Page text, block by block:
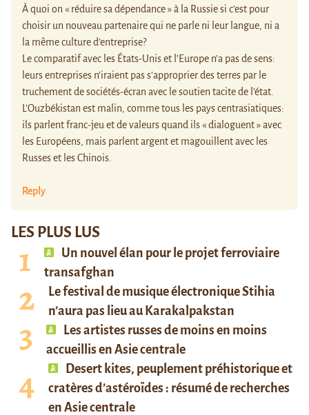
LES PLUS LUS
Un nouvel élan pour le projet ferroviaire
transafghan
Le festival de musique électronique Stihia
n’aura pas lieu au Karakalpakstan
Les artistes russes de moins en moins
accueillis en Asie centrale
Desert kites, peuplement préhistorique et
cratères d’astéroïdes : résumé de recherches
en Asie centrale
À quoi on « réduire sa dépendance » à la Russie si c’est pour
choisir un nouveau partenaire qui ne parle ni leur langue, ni a
la même culture d’entreprise?
Le comparatif avec les États-Unis et l’Europe n’a pas de sens:
leurs entreprises n’iraient pas s’approprier des terres par le
truchement de sociétés-écran avec le soutien tacite de l’état.
L’Ouzbékistan est malin, comme tous les pays centrasiatiques:
ils parlent franc-jeu et de valeurs quand ils « dialoguent » avec
les Européens, mais parlent argent et magouillent avec les
Russes et les Chinois.
Reply